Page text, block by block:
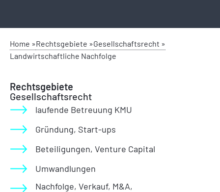
Home »Rechtsgebiete »Gesellschaftsrecht »
Landwirtschaftliche Nachfolge
Rechtsgebiete
Gesellschaftsrecht
laufende Betreuung KMU
Gründung, Start-ups
Beteiligungen, Venture Capital
Umwandlungen
Nachfolge, Verkauf, M&A,